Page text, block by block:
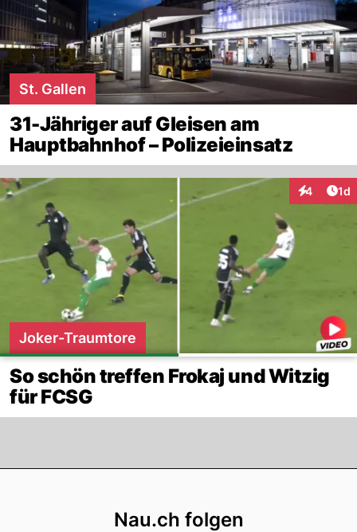
St. Gallen
31-Jähriger auf Gleisen am
Hauptbahnhof – Polizeieinsatz
4 1d
Joker-Traumtore
So schön treffen Frokaj und Witzig
für FCSG
Nau.ch folgen